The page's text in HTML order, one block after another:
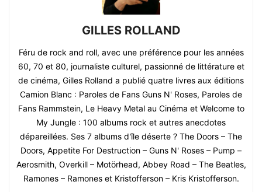
GILLES ROLLAND
Féru de rock and roll, avec une préférence pour les années
60, 70 et 80, journaliste culturel, passionné de littérature et
de cinéma, Gilles Rolland a publié quatre livres aux éditions
Camion Blanc : Paroles de Fans Guns N' Roses, Paroles de
Fans Rammstein, Le Heavy Metal au Cinéma et Welcome to
My Jungle : 100 albums rock et autres anecdotes
dépareillées. Ses 7 albums d'île déserte ? The Doors – The
Doors, Appetite For Destruction – Guns N' Roses – Pump –
Aerosmith, Overkill – Motörhead, Abbey Road – The Beatles,
Ramones – Ramones et Kristofferson – Kris Kristofferson.